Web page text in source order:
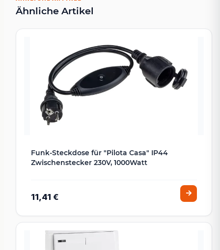
Ähnliche Artikel
Funk-Steckdose für "Pilota Casa" IP44
Zwischenstecker 230V, 1000Watt
11,41 €